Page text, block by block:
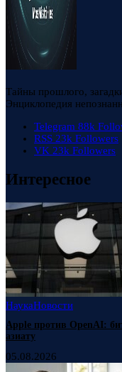
Тайны прошлого,
Энциклопедия
Telegram 88k
RSS 23k Followers
VK 23k Followers
Интересное
НаукаНовости
Apple против OpenAI:
азиату
05.08.2026